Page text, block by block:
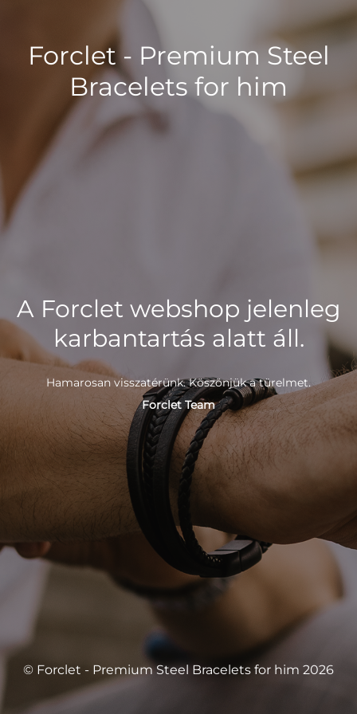
Forclet - Premium Steel
Bracelets for him
A Forclet webshop jelenleg
karbantartás alatt áll.
Hamarosan visszatérünk. Köszönjük a türelmet.
Forclet Team
© Forclet - Premium Steel Bracelets for him 2026